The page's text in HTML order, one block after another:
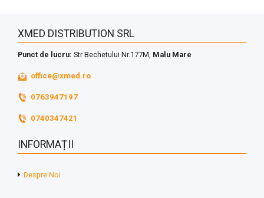
XMED DISTRIBUTION SRL
Punct de lucru: Str Bechetului Nr.177M, Malu Mare
office@xmed.ro
0763947197
0740347421
INFORMAȚII
Despre Noi